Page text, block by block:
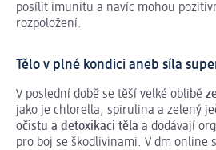
posílit imunitu a navíc mohou
rozpoložení.
Tělo v plné kondici aneb síla
V poslední době se těší velké oblibě
jako je chlorella, spirulina a zelený
očistu a detoxikaci těla a dodávají
pro boj se škodlivinami. V dm online